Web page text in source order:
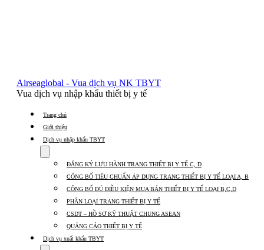
Airseaglobal - Vua dịch vụ NK TBYT
Vua dịch vụ nhập khẩu thiết bị y tế
Trang chủ
Giới thiệu
Dịch vụ nhập khẩu TBYT
submenu
Dịch
khẩu
TBYT
ĐĂNG KÝ LƯU HÀNH TRANG THIẾT BỊ Y TẾ C, D
CÔNG BỐ TIÊU CHUẨN ÁP DỤNG TRANG THIẾT BỊ Y TẾ LOẠI A, B
CÔNG BỐ ĐỦ ĐIỀU KIỆN MUA BÁN THIẾT BỊ Y TẾ LOẠI B,C,D
PHÂN LOẠI TRANG THIẾT BỊ Y TẾ
CSDT – HỒ SƠ KỸ THUẬT CHUNG ASEAN
QUẢNG CÁO THIẾT BỊ Y TẾ
Dịch vụ xuất khẩu TBYT